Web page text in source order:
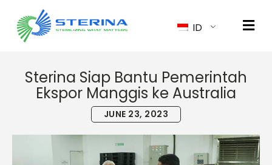
ID
Sterina Siap Bantu Pemerintah
Ekspor Manggis ke Australia
JUNE 23, 2023